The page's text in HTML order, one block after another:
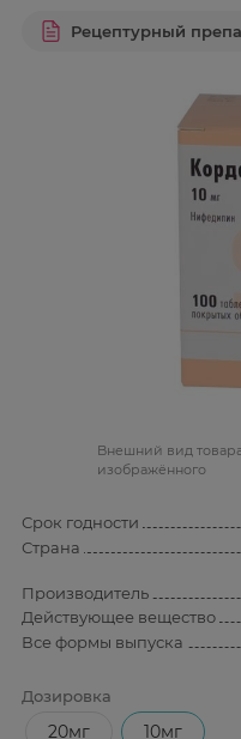
Рецептурный
Bнешний вид
изображённого
Срок годности
Страна
Производитель
Действующее вещество
Все формы выпуска
Дозировка
20мг 10мг